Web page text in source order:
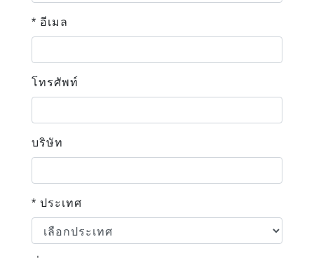
* อีเมล
โทรศัพท์
บริษัท
* ประเทศ